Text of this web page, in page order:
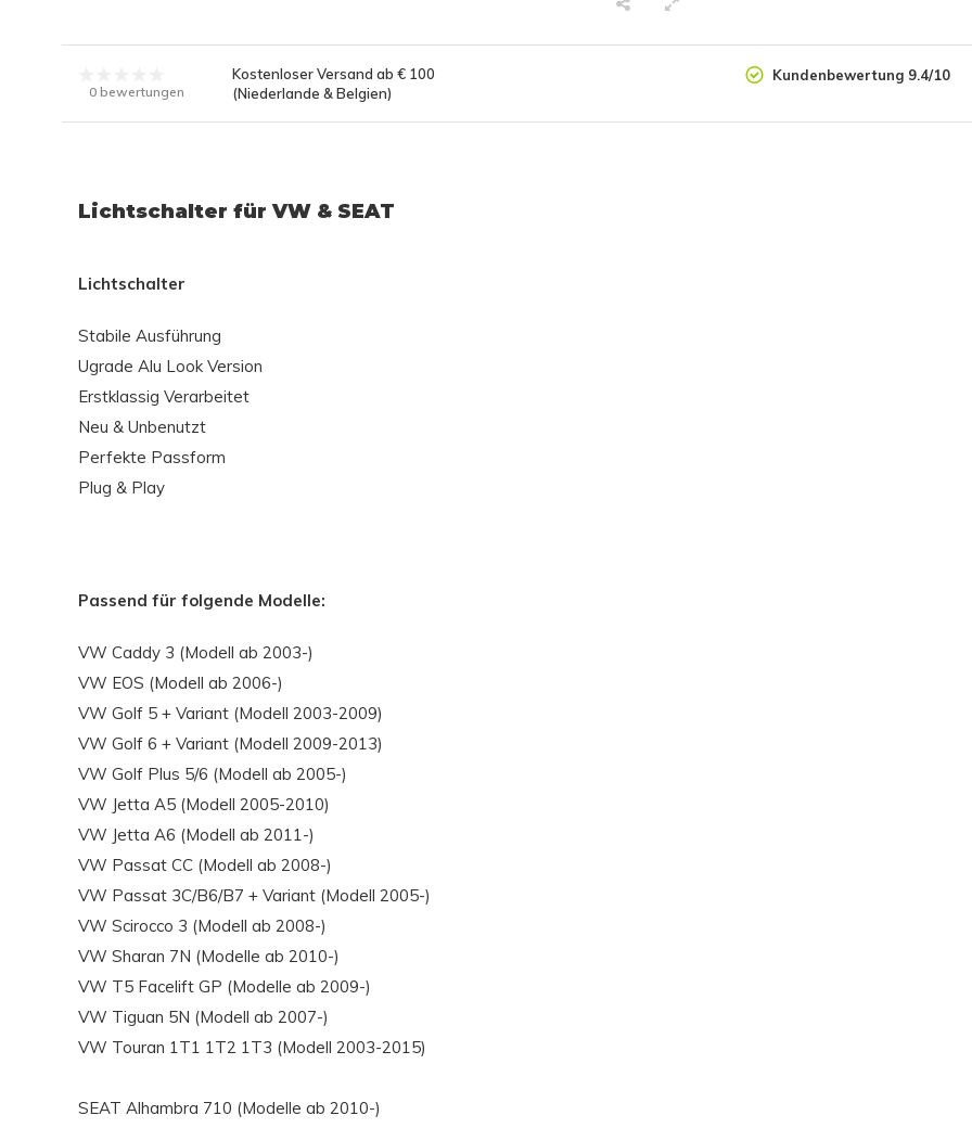
0 bewertungen
Kostenloser Versand ab € 100
(Niederlande & Belgien)
Kundenbewertung 9.4/10
Lichtschalter für VW & SEAT
Lichtschalter
Stabile Ausführung
Ugrade Alu Look Version
Erstklassig Verarbeitet
Neu & Unbenutzt
Perfekte Passform
Plug & Play
Passend für folgende Modelle:
VW Caddy 3 (Modell ab 2003-)
VW EOS (Modell ab 2006-)
VW Golf 5 + Variant (Modell 2003-2009)
VW Golf 6 + Variant (Modell 2009-2013)
VW Golf Plus 5/6 (Modell ab 2005-)
VW Jetta A5 (Modell 2005-2010)
VW Jetta A6 (Modell ab 2011-)
VW Passat CC (Modell ab 2008-)
VW Passat 3C/B6/B7 + Variant (Modell 2005-)
VW Scirocco 3 (Modell ab 2008-)
VW Sharan 7N (Modelle ab 2010-)
VW T5 Facelift GP (Modelle ab 2009-)
VW Tiguan 5N (Modell ab 2007-)
VW Touran 1T1 1T2 1T3 (Modell 2003-2015)
SEAT Alhambra 710 (Modelle ab 2010-)